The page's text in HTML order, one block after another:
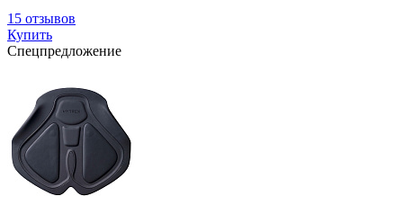
15 отзывов
Купить
Спецпредложение